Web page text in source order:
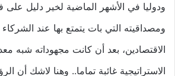
ودوليا في الأشهر الماضية لخير دليل على
ومصداقيته التي بات يتمتع بها عند الشركاء
الاقتصادين، بعد أن كانت مجهوداته شبه
الاستراتيجية غائبة تماما.. وهنا لاشك أن